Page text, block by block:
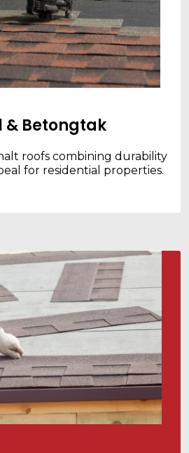
& Betongtak
roofs combining durability
for residential properties.